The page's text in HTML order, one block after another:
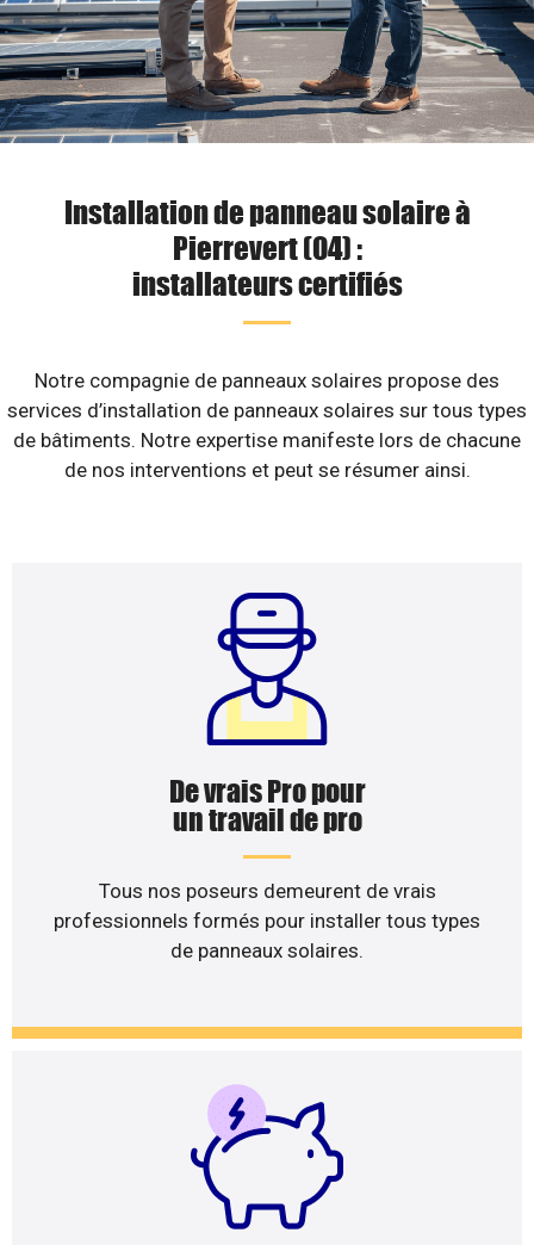
Installation de panneau solaire à
Pierrevert (04) :
installateurs certifiés
Notre compagnie de panneaux solaires propose des
services d’installation de panneaux solaires sur tous types
de bâtiments. Notre expertise manifeste lors de chacune
de nos interventions et peut se résumer ainsi.
De vrais Pro pour
un travail de pro
Tous nos poseurs demeurent de vrais
professionnels formés pour installer tous types
de panneaux solaires.